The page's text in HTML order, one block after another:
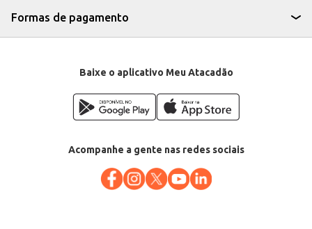
Formas de pagamento
Baixe o aplicativo Meu Atacadão
Acompanhe a gente nas redes sociais